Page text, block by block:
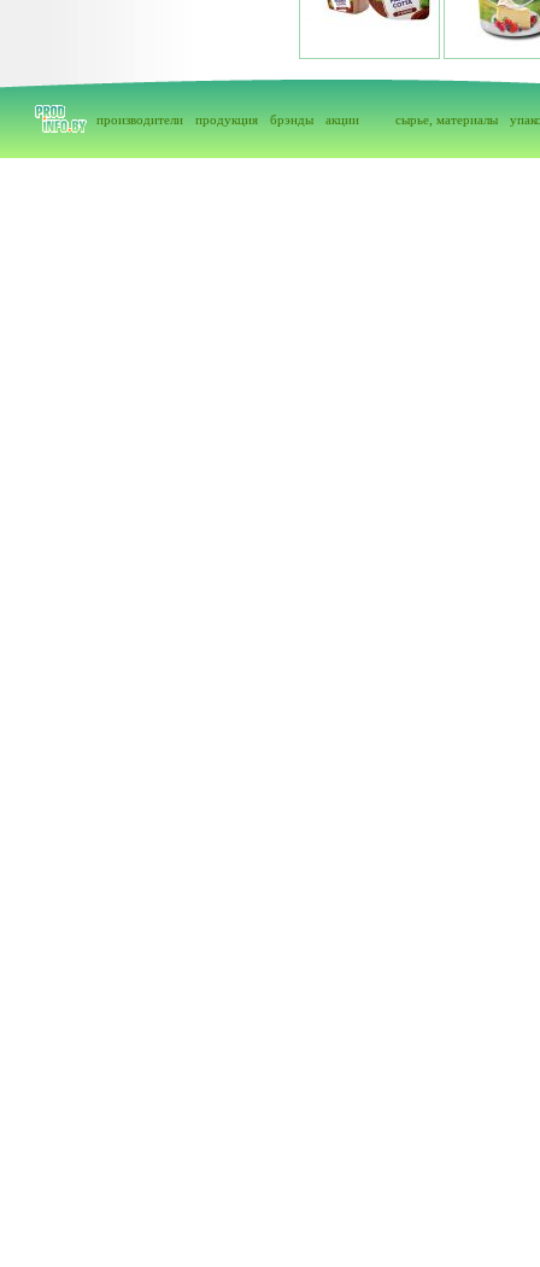
производители продукция брэнды акции сырье, материалы